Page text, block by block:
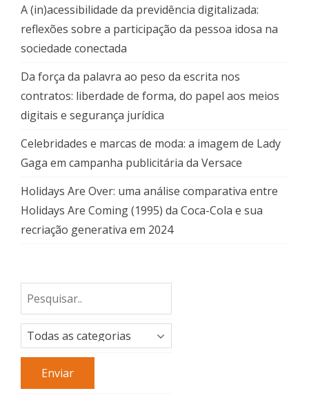
A (in)acessibilidade da previdência digitalizada:
reflexões sobre a participação da pessoa idosa na
sociedade conectada
Da força da palavra ao peso da escrita nos
contratos: liberdade de forma, do papel aos meios
digitais e segurança jurídica
Celebridades e marcas de moda: a imagem de Lady
Gaga em campanha publicitária da Versace
Holidays Are Over: uma análise comparativa entre
Holidays Are Coming (1995) da Coca-Cola e sua
recriação generativa em 2024